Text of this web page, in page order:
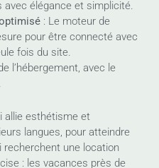
élégance et simplicité.
: Le moteur de
pour être connecté avec
fois du site.
l’hébergement, avec le
allie esthétisme et
langues, pour atteindre
recherchent une location
: les vacances près de